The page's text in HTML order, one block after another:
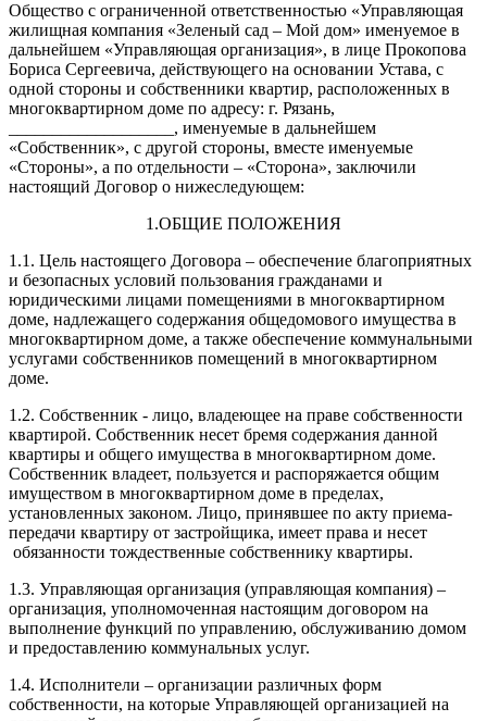
Общество с ограниченной ответственностью «Управляющая
жилищная компания «Зеленый сад – Мой дом» именуемое в
дальнейшем «Управляющая организация», в лице Прокопова
Бориса Сергеевича, действующего на основании Устава, с
одной стороны и собственники квартир, расположенных в
многоквартирном доме по адресу: г. Рязань,
___________________, именуемые в дальнейшем
«Собственник», с другой стороны, вместе именуемые
«Стороны», а по отдельности – «Сторона», заключили
настоящий Договор о нижеследующем:
1.ОБЩИЕ ПОЛОЖЕНИЯ
1.1. Цель настоящего Договора – обеспечение благоприятных
и безопасных условий пользования гражданами и
юридическими лицами помещениями в многоквартирном
доме, надлежащего содержания общедомового имущества в
многоквартирном доме, а также обеспечение коммунальными
услугами собственников помещений в многоквартирном
доме.
1.2. Собственник - лицо, владеющее на праве собственности
квартирой. Собственник несет бремя содержания данной
квартиры и общего имущества в многоквартирном доме.
Собственник владеет, пользуется и распоряжается общим
имуществом в многоквартирном доме в пределах,
установленных законом. Лицо, принявшее по акту приема-
передачи квартиру от застройщика, имеет права и несет
обязанности тождественные собственнику квартиры.
1.3. Управляющая организация (управляющая компания) –
организация, уполномоченная настоящим договором на
выполнение функций по управлению, обслуживанию домом
и предоставлению коммунальных услуг.
1.4. Исполнители – организации различных форм
собственности, на которые Управляющей организацией на